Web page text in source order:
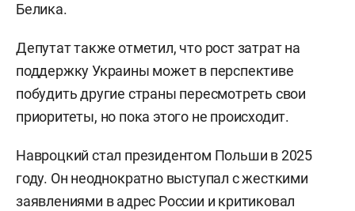
Белика.
Депутат также отметил, что рост затрат на
поддержку Украины может в перспективе
побудить другие страны пересмотреть свои
приоритеты, но пока этого не происходит.
Навроцкий стал президентом Польши в 2025
году. Он неоднократно выступал с жесткими
заявлениями в адрес России и критиковал